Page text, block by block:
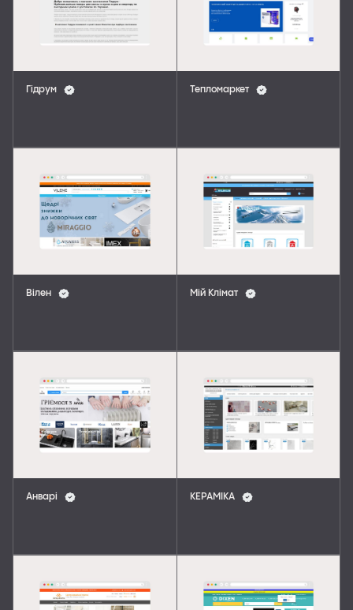
Гідрум Тепломаркет
Вілен Мій Клімат
Анварі КЕРАМІКА